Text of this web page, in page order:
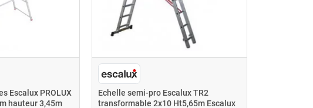
Escalux PROLUX
hauteur 3,45m
Echelle semi-pro Escalux TR2
transformable 2x10 Ht5,65m Escalux